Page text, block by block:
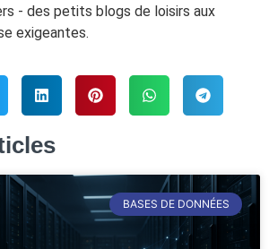
- des petits blogs de loisirs aux
exigeantes.
BASES DE DONNÉES